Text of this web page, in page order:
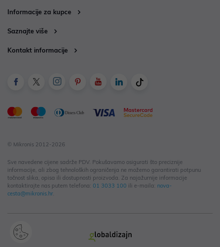
Informacije za kupce
Saznajte više
Kontakt informacije
© Mikronis 2012-2026
Sve navedene cijene sadrže PDV. Pokušavamo osigurati što preciznije
informacije, ali zbog tehnoloških ograničenja ne možemo garantirati potpunu
točnost slika, opisa ili dostupnosti proizvoda. Za najažurnije informacije
kontaktirajte nas putem telefona: 01 3033 100 ili e-maila: nova-
cesta@mikronis.hr.